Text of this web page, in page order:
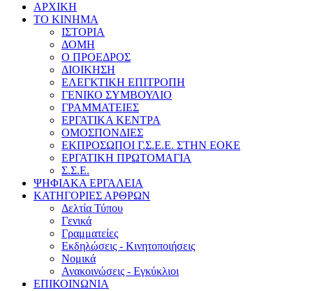
ΑΡΧΙΚΗ
ΤΟ ΚΙΝΗΜΑ
ΙΣΤΟΡΙΑ
ΔΟΜΗ
Ο ΠΡΟΕΔΡΟΣ
ΔΙΟΙΚΗΣΗ
ΕΛΕΓΚΤΙΚΗ ΕΠΙΤΡΟΠΗ
ΓΕΝΙΚΟ ΣΥΜΒΟΥΛΙΟ
ΓΡΑΜΜΑΤΕΙΕΣ
ΕΡΓΑΤΙΚΑ ΚΕΝΤΡΑ
ΟΜΟΣΠΟΝΔΙΕΣ
ΕΚΠΡΟΣΩΠΟΙ Γ.Σ.Ε.Ε. ΣΤΗΝ ΕΟΚΕ
ΕΡΓΑΤΙΚΗ ΠΡΩΤΟΜΑΓΙΑ
Σ.Σ.Ε.
ΨΗΦΙΑΚΑ ΕΡΓΑΛΕΙΑ
ΚΑΤΗΓΟΡΙΕΣ ΑΡΘΡΩΝ
Δελτία Τύπου
Γενικά
Γραμματείες
Εκδηλώσεις - Κινητοποιήσεις
Νομικά
Ανακοινώσεις - Εγκύκλιοι
ΕΠΙΚΟΙΝΩΝΙΑ